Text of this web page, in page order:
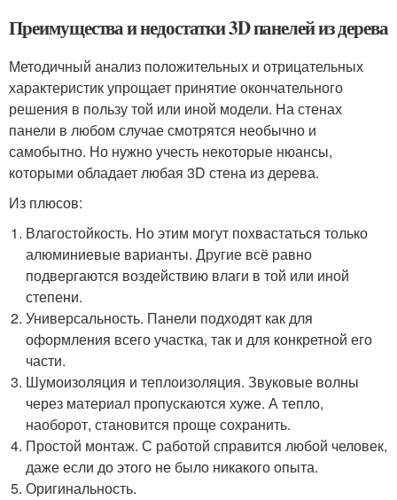
Преимущества и недостатки 3D панелей из дерева
Методичный анализ положительных и отрицательных
характеристик упрощает принятие окончательного
решения в пользу той или иной модели. На стенах
панели в любом случае смотрятся необычно и
самобытно. Но нужно учесть некоторые нюансы,
которыми обладает любая 3D стена из дерева.
Из плюсов:
Влагостойкость. Но этим могут похвастаться только
алюминиевые варианты. Другие всё равно
подвергаются воздействию влаги в той или иной
степени.
Универсальность. Панели подходят как для
оформления всего участка, так и для конкретной его
части.
Шумоизоляция и теплоизоляция. Звуковые волны
через материал пропускаются хуже. А тепло,
наоборот, становится проще сохранить.
Простой монтаж. С работой справится любой человек,
даже если до этого не было никакого опыта.
Оригинальность.